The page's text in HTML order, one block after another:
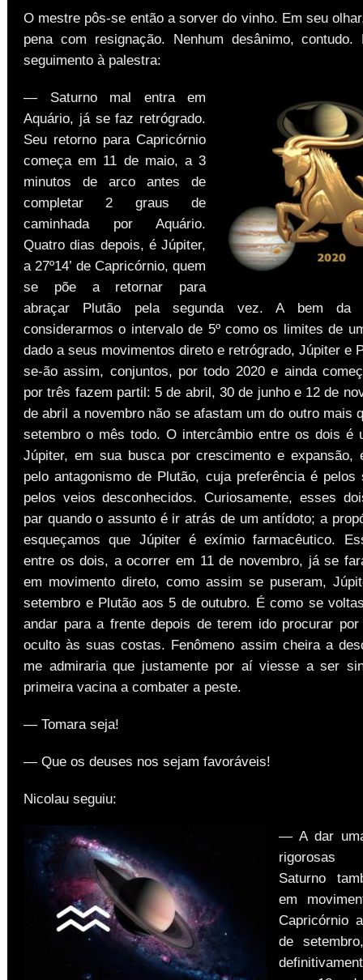
O mestre pôs-se então a sorver do vinho. Em seu
pena com resignação. Nenhum desânimo,
seguimento à palestra:
— Saturno mal entra em
Aquário, já se faz retrógrado.
Seu retorno para Capricórnio
começa em 11 de maio, a 3
minutos de arco antes de
completar 2 graus de
caminhada por Aquário.
Quatro dias depois, é Júpiter,
a 27º14’ de Capricórnio, quem
se põe a retornar para
abraçar Plutão pela segunda vez. A bem da
considerarmos o intervalo de 5º como os limites de
dado a seus movimentos direto e retrógrado, Júpiter e
se-ão assim, conjuntos, por todo 2020 e ainda
por três fazem partil: 5 de abril, 30 de junho e 12 de
de abril a novembro não se afastam um do outro mais
setembro o mês todo. O intercâmbio entre os dois é
Júpiter, em sua busca por crescimento e expansão,
pelo antagonismo de Plutão, cuja preferência é pelos
pelos veios desconhecidos. Curiosamente, esses
par quando o assunto é ir atrás de um antídoto; a
esqueçamos que Júpiter é exímio farmacêutico.
entre os dois, a ocorrer em 11 de novembro, já se
em movimento direto, como assim se puseram,
setembro e Plutão aos 5 de outubro. É como se
andar para a frente depois de terem ido procurar por
oculto às suas costas. Fenômeno assim cheira a
me admiraria que justamente por aí viesse a ser
primeira vacina a combater a peste.
— Tomara seja!
— Que os deuses nos sejam favoráveis!
Nicolau seguiu:
— A dar
rigorosas
Saturno
em
Capricórnio
de